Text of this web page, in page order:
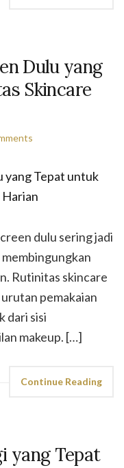
Dulu yang
Skincare
dulu sering jadi
Rutinitas skincare
pemakaian
dari sisi
makeup. […]
Continue Reading
yang Tepat